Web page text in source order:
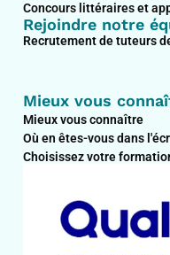
Concours littéraires et
Rejoindre notre
Recrutement de tuteurs
Mieux vous
Mieux vous connaître
Où en êtes-vous dans
Choisissez votre